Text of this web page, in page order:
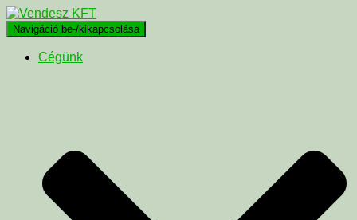
Navigáció be-/kikapcsolása
Cégünk